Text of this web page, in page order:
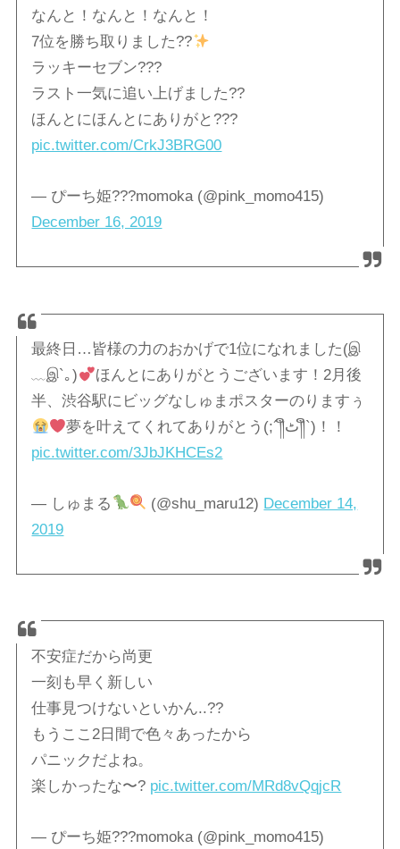
なんと！なんと！なんと！
7位を勝ち取りました??
ラッキーセブン???
ラスト一気に追い上げました??
ほんとにほんとにありがと???
pic.twitter.com/CrkJ3BRG00
— ぴーち姫???momoka (@pink_momo415)
December 16, 2019
最終日…皆様の力のおかげで1位になれました(இ
﹏இ`｡)
ほんとにありがとうございます！2月後
半、渋谷駅にビッグなしゅまポスターのりますぅ
夢を叶えてくれてありがとう(;´༎ຶٹ༎ຶ`)！！
pic.twitter.com/3JbJKHCEs2
— しゅまる (@shu_maru12) December 14,
2019
不安症だから尚更
一刻も早く新しい
仕事見つけないといかん..??
もうここ2日間で色々あったから
パニックだよね。
楽しかったな〜? pic.twitter.com/MRd8vQqjcR
— ぴーち姫???momoka (@pink_momo415)